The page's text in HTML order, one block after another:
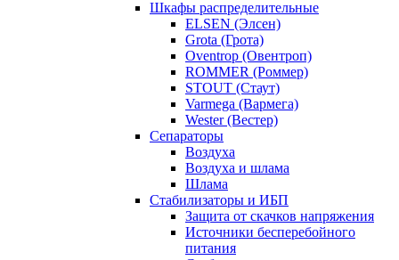
Шкафы распределительные
ELSEN (Элсен)
Grota (Грота)
Oventrop (Овентроп)
ROMMER (Роммер)
STOUT (Стаут)
Varmega (Вармега)
Wester (Вестер)
Сепараторы
Воздуха
Воздуха и шлама
Шлама
Стабилизаторы и ИБП
Защита от скачков напряжения
Источники бесперебойного
питания